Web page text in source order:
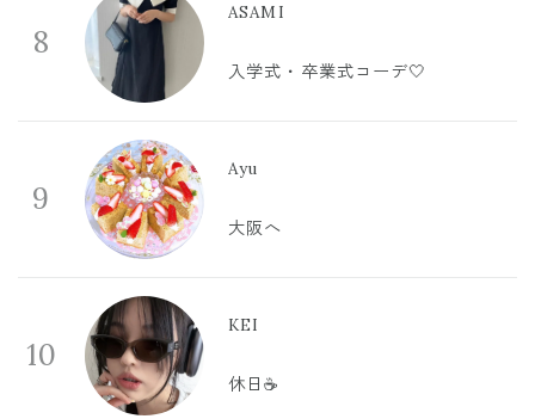
8
ASAMI
入学式・卒業式コーデ🤍
9
Ayu
大阪へ
10
KEI
休日☕️